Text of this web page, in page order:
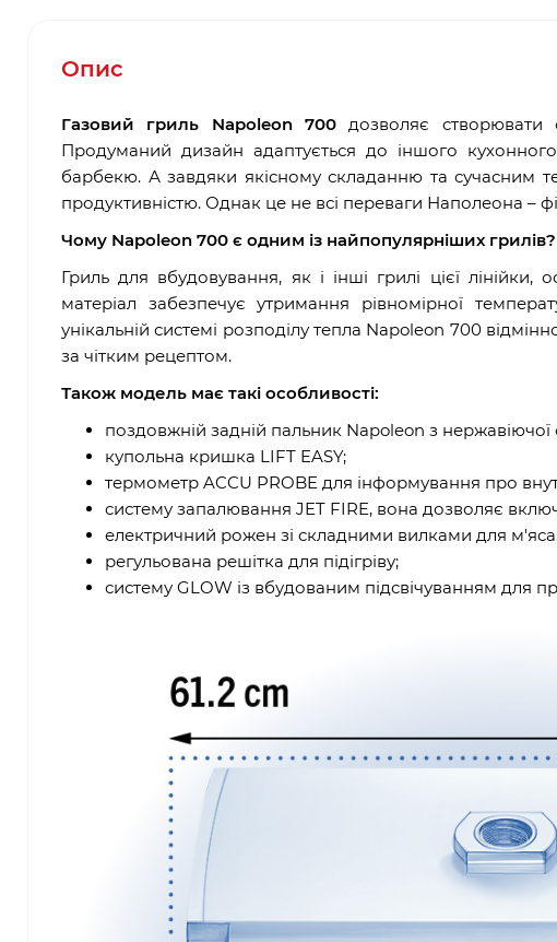
Опис
Газовий гриль Napoleon 700дозволяє створювати
Продуманий дизайн адаптується до іншого
барбекю. А завдяки якісному складанню та сучасним
продуктивністю. Однак це не всі переваги Наполеона –
Чому Napoleon 700 є одним із найпопулярніших грилів?
Гриль для вбудовування, як і інші грилі цієї
матеріал забезпечує утримання рівномірної
унікальній системі розподілу тепла Napoleon 700
за чітким рецептом.
Також модель має такі особливості:
поздовжній задній пальник Napoleon з нержавіючої
купольна кришка LIFT EASY;
термометр ACCU PROBE для інформування про
систему запалювання JET FIRE, вона дозволяє
електричний рожен зі складними вилками для
регульована решітка для підігріву;
систему GLOW із вбудованим підсвічуванням для